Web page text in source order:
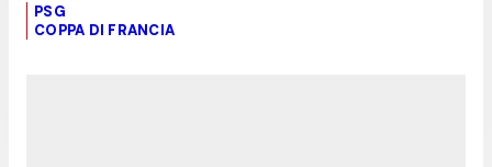
PSG
COPPA DI FRANCIA